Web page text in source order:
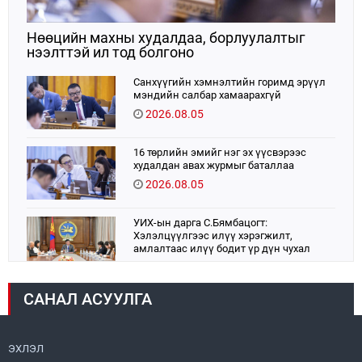
Нөөцийн махны худалдаа, борлуулалтыг
нээлттэй ил тод болгоно
Санхүүгийн хэмнэлтийн горимд эрүүл
мэндийн салбар хамаарахгүй
2026.08.05
16 төрлийн эмийг нэг эх үүсвэрээс
худалдан авах журмыг баталлаа
2026.08.05
УИХ-ын дарга С.Бямбацогт:
Хэлэлцүүлгээс илүү хэрэгжилт,
амлалтаас илүү бодит үр дүн чухал
Монголбанк 7 дугаар сард 1,439.2 кг үнэт
САНАЛ АСУУЛГА
ЭХЛЭЛ